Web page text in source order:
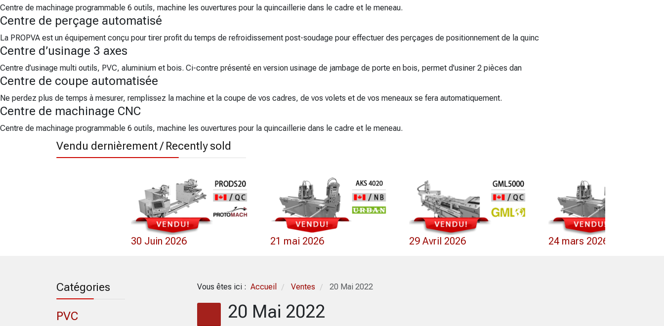
Centre de machinage programmable 6 outils, machine les ouvertures pour la quincaillerie dans le cadre et le meneau.
Centre de perçage automatisé
La PROPVA est un équipement conçu pour tirer profit du temps de refroidissement post-soudage pour effectuer des perçages de positionnement de la quinc
Centre d’usinage 3 axes
Centre d’usinage multi outils, PVC, aluminium et bois. Ci-contre présenté en version usinage de jambage de porte en bois, permet d'usiner 2 pièces dan
Centre de coupe automatisée
Ne perdez plus de temps à mesurer, remplissez la machine et la coupe de vos cadres, de vos volets et de vos meneaux se fera automatiquement.
Centre de machinage CNC
Centre de machinage programmable 6 outils, machine les ouvertures pour la quincaillerie dans le cadre et le meneau.
Vendu dernièrement / Recently sold
30 Juin 2026 21 mai 2026 29 Avril 2026 24 mars 2026
Catégories
PVC
Vous êtes ici : Accueil / Ventes / 20 Mai 2022
20 Mai 2022